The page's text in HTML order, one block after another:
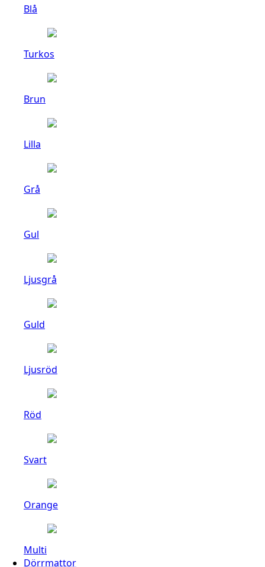
Blå
Turkos
Brun
Lilla
Grå
Gul
Ljusgrå
Guld
Ljusröd
Röd
Svart
Orange
Multi
Dörrmattor